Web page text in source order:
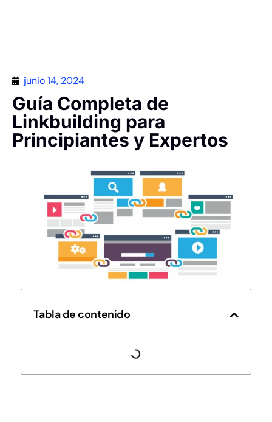
junio 14, 2024
Guía Completa de
Linkbuilding para
Principiantes y Expertos
Tabla de contenido